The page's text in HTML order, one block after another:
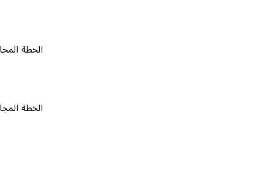
الخطة المجانية ٠
الخطة المجانية ٠